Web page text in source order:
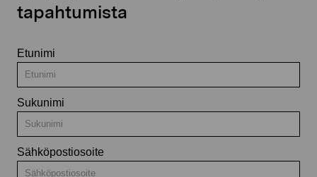
tapahtumista
Etunimi
Sukunimi
Sähköpostiosoite